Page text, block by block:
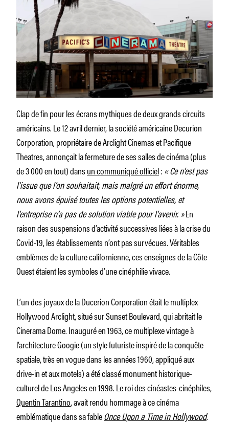
Clap de fin pour les écrans mythiques de deux grands circuits
américains. Le 12 avril dernier, la société américaine Decurion
Corporation, propriétaire de Arclight Cinemas et Pacifique
Theatres, annonçait la fermeture de ses salles de cinéma (plus
de 3 000 en tout) dansun communiqué officiel: « Ce n’est pas
l’issue que l’on souhaitait, mais malgré un effort énorme,
nous avons épuisé toutes les options potentielles, et
l’entreprise n’a pas de solution viable pour l’avenir. »En
raison des suspensions d’activité successives liées à la crise du
Covid-19, les établissements n’ont pas survécues. Véritables
emblèmes de la culture californienne, ces enseignes de la Côte
Ouest étaient les symboles d’une cinéphilie vivace.
L’un des joyaux de la Ducerion Corporation était le multiplex
Hollywood Arclight, situé sur Sunset Boulevard, qui abritait le
Cinerama Dome. Inauguré en 1963, ce multiplexe vintage à
l’architecture Googie (un style futuriste inspiré de la conquête
spatiale, très en vogue dans les années 1960, appliqué aux
drive-in et aux motels) a été classé monument historique-
culturel de Los Angeles en 1998. Le roi des cinéastes-cinéphiles,
Quentin Tarantino, avait rendu hommage à ce cinéma
emblématique dans sa fableOnce Upon a Time in Hollywood.